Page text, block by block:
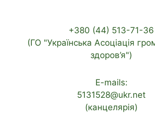
+380 (44) 513-71-36
(ГО "Українська Асоціація
здоров’я")
E-mails:
5131528@ukr.net
(канцелярія)